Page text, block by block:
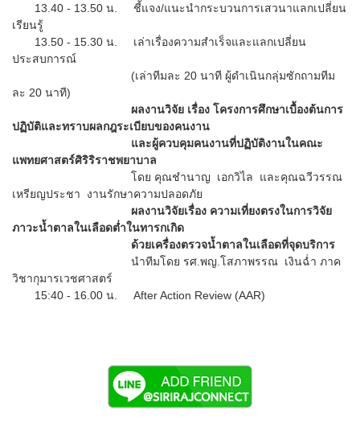
13.40 - 13.50 น. ชี้แจง/แนะนํากระบวนการเสวนาแลกเปลี่ยน
เรียนรู้
13.50 - 15.30 น. เล่าเรื่องความสําเร็จและแลกเปลี่ยน
ประสบการณ์
(เล่าทีมละ 20 นาที ผู้ดำเนินกลุ่มซักถามทีม
ละ 20 นาที)
ผลงานวิจัย เรื่อง โครงการศึกษาเบื้องต้นการ
ปฏิบัติและทราบผลกฎระเบียบของคนงาน
และผู้ควบคุมคนงานที่ปฏิบัติงานในคณะ
แพทยศาสตร์ศิริริราชพยาบาล
โดย คุณชำนาญ เอกวิไล และคุณฉวีวรรณ
เหรียญประชา งานรักษาความปลอดภัย
ผลงานวิจัยเรื่อง ความเที่ยงตรงในการวิจัย
ภาวะน้ำตาลในเลือดต่ำในทารกเกิด
ด้วยเครื่องตรวจน้ำตาลในเลือดที่จุดบริการ
นำทีมโดย รศ.พญ.โสภาพรรณ เงินฉ่ำ ภาค
วิชากุมารเวชศาสตร์
15:40 - 16.00 น. After Action Review (AAR)